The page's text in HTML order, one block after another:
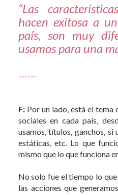
“Las
hacen exitosa a
país, son muy
usamos para una
------
F:Por un lado, está el tema
sociales en cada país,
usamos, títulos, ganchos, si
estáticas, etc. Lo que
mismo que lo que funciona
No solo fue el tiempo lo
las acciones que